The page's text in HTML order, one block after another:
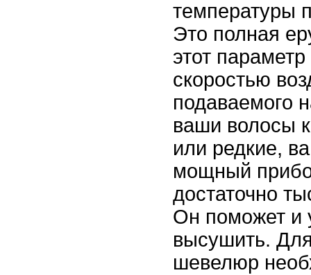
температуры
Это полная
этот
скоростью
подаваемого
ваши волосы
или редкие,
мощный
достаточно
Он поможет и
высушить.
шевелюр